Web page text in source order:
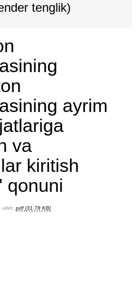
tenglik)
ayrim
va
kiritish
qonuni
olish: pdf (31.78 KB)